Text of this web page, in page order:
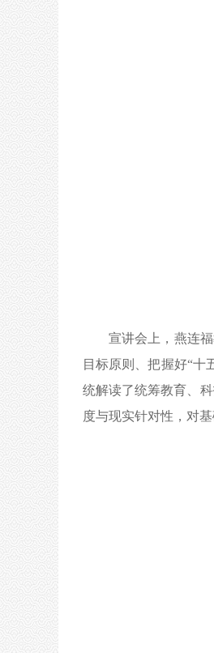
宣讲会上，燕连
目标原则、把握好“十
统解读了统筹教育、
度与现实针对性，对